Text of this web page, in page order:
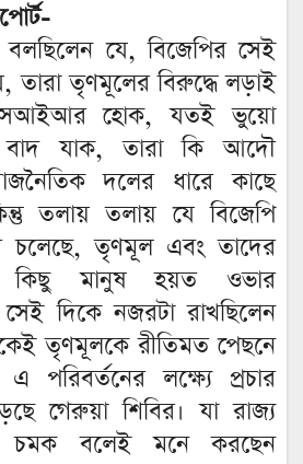
যে, বিজেপির সেই
তারা তৃণমূলের বিরুদ্ধে লড়াই
হোক, যতই ভুয়ো
বাদ যাক, তারা কি আদৌ
দলের ধারে কাছে
তলায় তলায় যে বিজেপি
চলেছে, তৃণমূল এবং তাদের
কিছু মানুষ হয়ত ওভার
দিকে নজরটা রাখছিলেন
তৃণমূলকে রীতিমত পেছনে
পরিবর্তনের লক্ষ্যে প্রচার
গেরুয়া শিবির। যা রাজ্য
চমক বলেই মনে করছেন